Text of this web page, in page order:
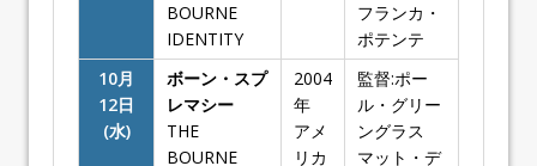
BOURNE
IDENTITY
フランカ・
ポテンテ
10月
12日
(水)
ボーン・スプ
レマシー
THE
BOURNE
2004
年
アメ
リカ
監督:ポー
ル・グリー
ングラス
マット・デ